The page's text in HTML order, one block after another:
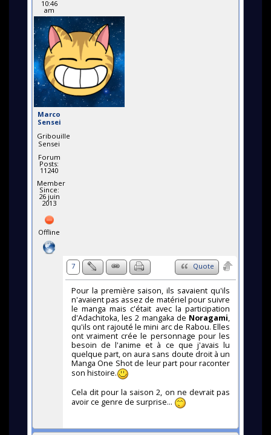
10:46
am
Marco
Sensei
Gribouille
Sensei
Forum
Posts:
11240
Member
Since:
26 juin
2013
Offline
7 Quote
Pour la première saison, ils savaient qu'ils
n'avaient pas assez de matériel pour suivre
le manga mais c'était avec la participation
d'Adachitoka, les 2 mangaka de Noragami,
qu'ils ont rajouté le mini arc de Rabou. Elles
ont vraiment crée le personnage pour les
besoin de l'anime et à ce que j'avais lu
quelque part, on aura sans doute droit à un
Manga One Shot de leur part pour raconter
son histoire.
Cela dit pour la saison 2, on ne devrait pas
avoir ce genre de surprise...